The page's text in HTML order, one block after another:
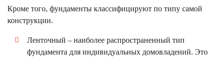
Кроме того, фундаменты классифицируют по типу самой
конструкции.
Ленточный – наиболее распространенный тип
фундамента для индивидуальных домовладений. Это